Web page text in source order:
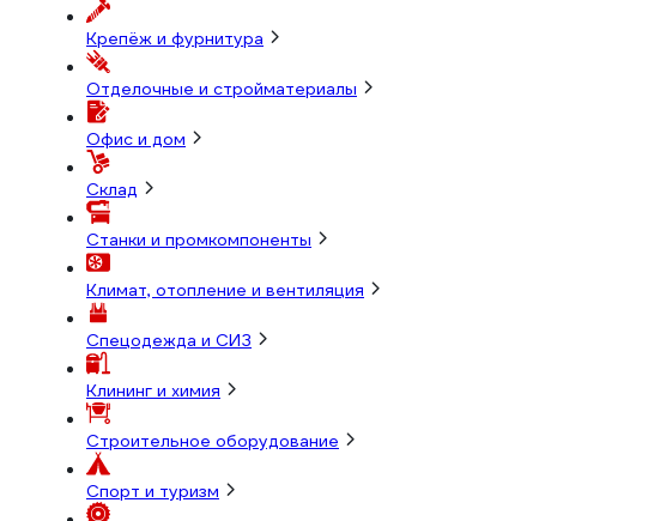
Крепёж и фурнитура
Отделочные и стройматериалы
Офис и дом
Склад
Станки и промкомпоненты
Климат, отопление и вентиляция
Спецодежда и СИЗ
Клининг и химия
Строительное оборудование
Спорт и туризм